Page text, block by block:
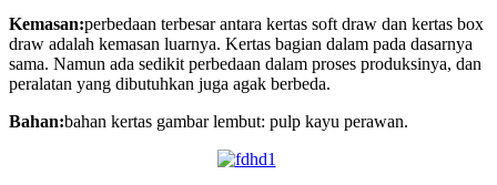
Kemasan:perbedaan terbesar antara kertas soft draw dan kertas box
draw adalah kemasan luarnya. Kertas bagian dalam pada dasarnya
sama. Namun ada sedikit perbedaan dalam proses produksinya, dan
peralatan yang dibutuhkan juga agak berbeda.
Bahan:bahan kertas gambar lembut: pulp kayu perawan.